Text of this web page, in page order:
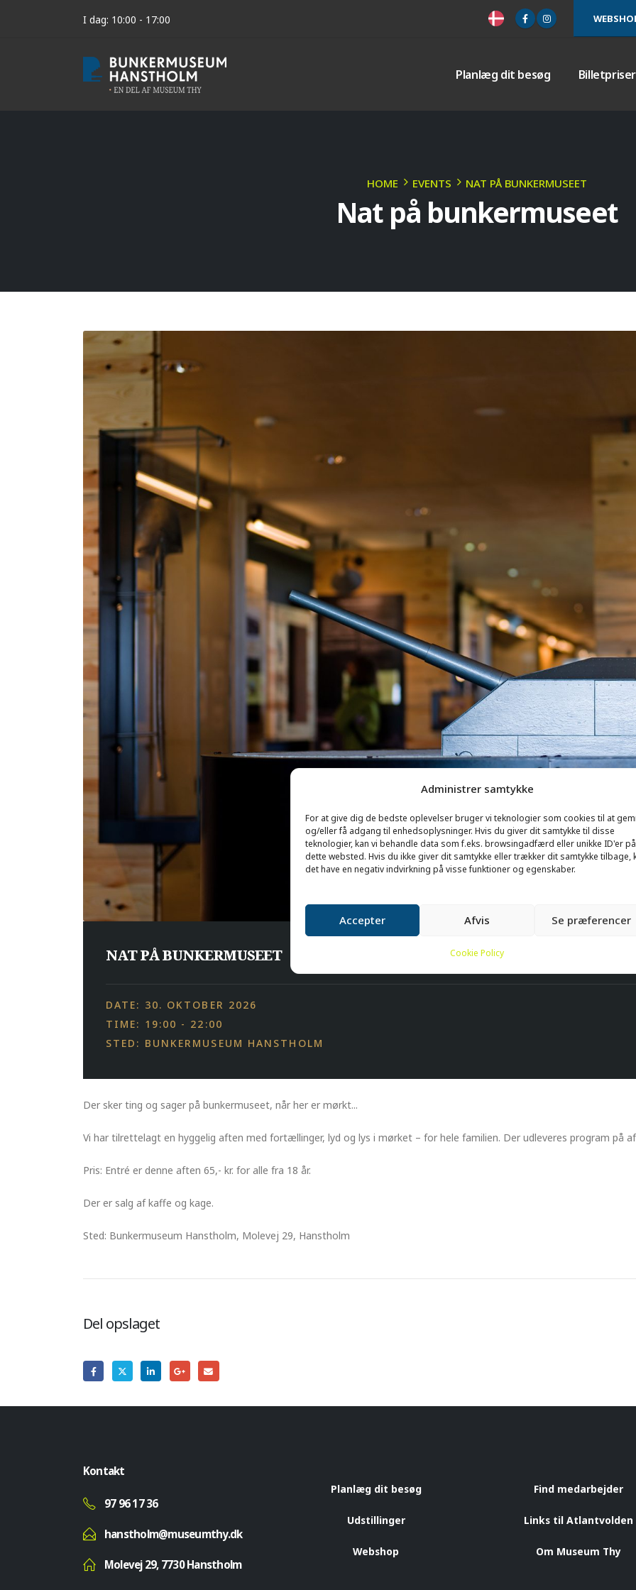
Administrer samtykke
For at give dig de bedste oplevelser bruger vi teknologier som cookies til at
og/eller få adgang til enhedsoplysninger. Hvis du giver dit samtykke til disse
teknologier, kan vi behandle data som f.eks. browsingadfærd eller unikke ID'er på
dette websted. Hvis du ikke giver dit samtykke eller trækker dit samtykke tilbage,
det have en negativ indvirkning på visse funktioner og egenskaber.
Accepter Afvis Se præferencer
Cookie Policy
I dag: 10:00 - 17:00
Planlæg dit besøg
HOME EVENTS NAT PÅ BUNKERMUSEET
Nat på bunkermuseet
NAT PÅ BUNKERMUSEET
DATE: 30. OKTOBER 2026
TIME: 19:00 - 22:00
STED: BUNKERMUSEUM HANSTHOLM
Der sker ting og sager på bunkermuseet, når her er mørkt...
Vi har tilrettelagt en hyggelig aften med fortællinger, lyd og lys i mørket – for hele familien. Der udleveres program på
Pris: Entré er denne aften 65,- kr. for alle fra 18 år.
Der er salg af kaffe og kage.
Sted: Bunkermuseum Hanstholm, Molevej 29, Hanstholm
Del opslaget
Kontakt
97 96 17 36
hanstholm@museumthy.dk
Molevej 29, 7730 Hanstholm
Planlæg dit besøg
Udstillinger
Webshop
Find medarbejder
Links til Atlantvolden
Om Museum Thy